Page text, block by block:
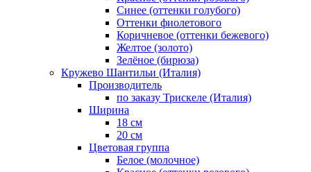
Синее (оттенки голубого)
Оттенки фиолетового
Коричневое (оттенки бежевого)
Желтое (золото)
Зелёное (бирюза)
Кружево Шантильи (Италия)
Производитель
по заказу Трискеле (Италия)
Ширина
18 см
20 см
Цветовая группа
Белое (молочное)